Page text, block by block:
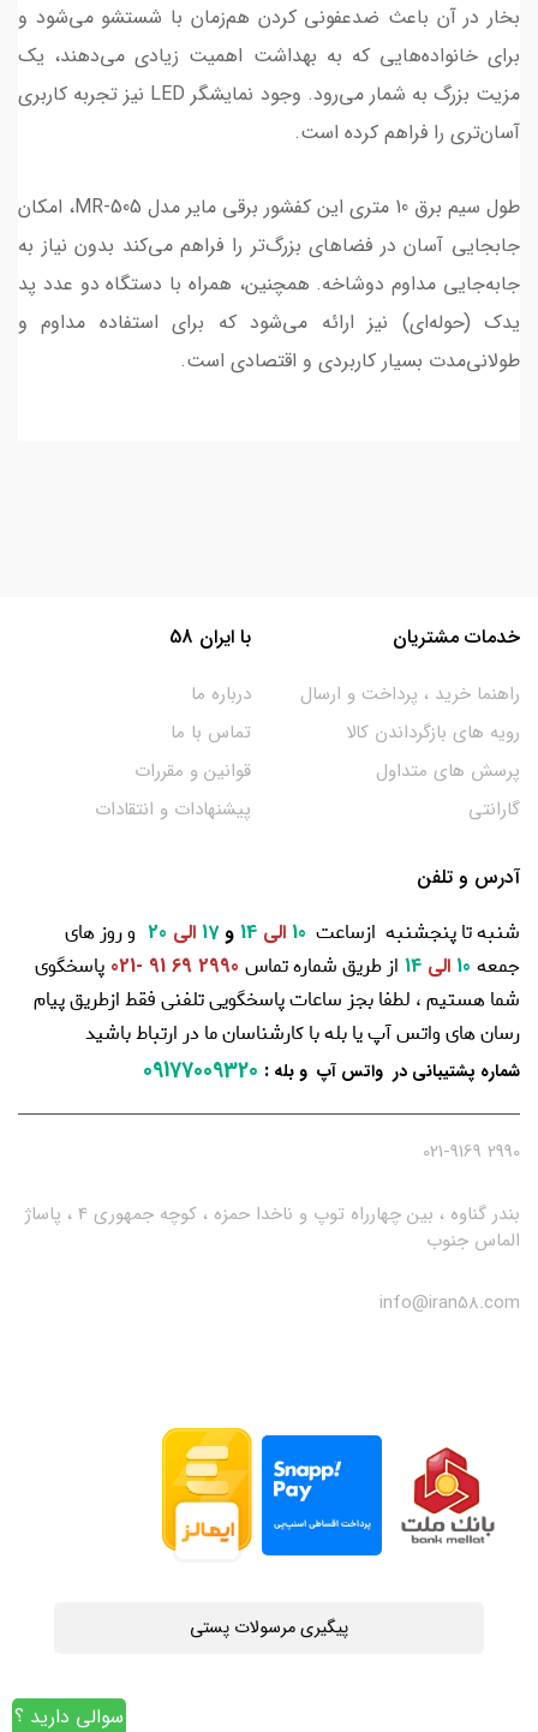
بخار در آن باعث ضدعفونی کردن هم‌زمان با شستشو می‌شود و
برای خانواده‌هایی که به بهداشت اهمیت زیادی می‌دهند، یک
مزیت بزرگ به شمار می‌رود. وجود نمایشگر LED نیز تجربه کاربری
آسان‌تری را فراهم کرده است.
طول سیم برق 10 متری این کفشور برقی مایر مدل MR-505، امکان
جابجایی آسان در فضاهای بزرگ‌تر را فراهم می‌کند بدون نیاز به
جابه‌جایی مداوم دوشاخه. همچنین، همراه با دستگاه دو عدد پد
یدک (حوله‌ای) نیز ارائه می‌شود که برای استفاده مداوم و
طولانی‌مدت بسیار کاربردی و اقتصادی است.
خدمات مشتریان
راهنما خرید ، پرداخت و ارسال
رویه های بازگرداندن کالا
پرسش های متداول
گارانتی
با ایران 58
درباره ما
تماس با ما
قوانین و مقررات
پیشنهادات و انتقادات
آدرس و تلفن
شنبه تا پنجشنبه ازساعت 10 الی و17 الی
و روز های
جمعه
الی از طریق شماره تماس 2990 69 91 -021
پاسخگوی
شما هستیم ، لطفا بجز ساعات پاسخگویی تلفنی فقط ازطریق پیام
رسان های واتس آپ یا بله با کارشناسان ما در ارتباط باشید
شماره پشتیبانی در واتس آپ و بله :
09177009320
2990 021-9169
بندر گناوه ، بین چهارراه توپ و ناخدا حمزه ، کوچه جمهوری 4 ، پاساژ
الماس جنوب
info@iran58.com
پیگیری مرسولات پستی
سوالی دارید ؟